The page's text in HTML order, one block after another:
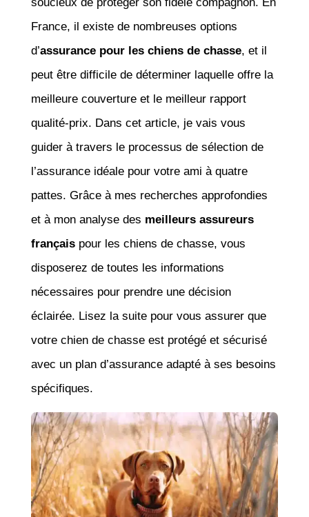
France, il existe de nombreuses options
d’assurance pour les chiens de chasse, et il
peut être difficile de déterminer laquelle offre la
meilleure couverture et le meilleur rapport
qualité-prix. Dans cet article, je vais vous
guider à travers le processus de sélection de
l’assurance idéale pour votre ami à quatre
pattes. Grâce à mes recherches approfondies
et à mon analyse des meilleurs assureurs
françaispour les chiens de chasse, vous
disposerez de toutes les informations
nécessaires pour prendre une décision
éclairée. Lisez la suite pour vous assurer que
votre chien de chasse est protégé et sécurisé
avec un plan d’assurance adapté à ses besoins
spécifiques.